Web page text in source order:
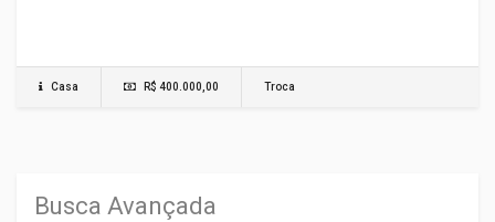
Casa R$ 400.000,00 Troca
Busca Avançada